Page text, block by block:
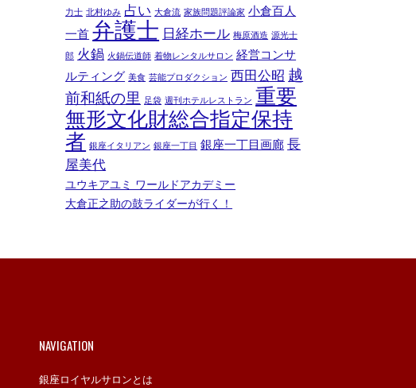
力士 北村ゆみ 占い 大倉流 家族問題評論家 小倉百人
一首 弁護士 日経ホール 梅原酒造 源光士
郎 火鍋 火鍋伝道師 着物レンタルサロン 経営コンサ
ルティング 美食 芸能プロダクション 西田公昭 越
前和紙の里 足袋 週刊ホテルレストラン 重要
無形文化財総合指定保持
者 銀座イタリアン 銀座一丁目 銀座一丁目画廊 長
屋美代
ユウキアユミ ワールドアカデミー
大倉正之助の鼓ライダーが行く！
NAVIGATION
銀座ロイヤルサロンとは